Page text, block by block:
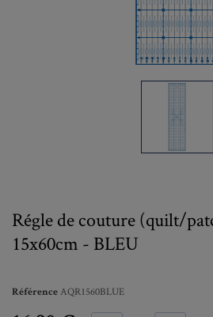
Régle de couture (quilt/
15x60cm - BLEU
Référence AQR1560BLUE